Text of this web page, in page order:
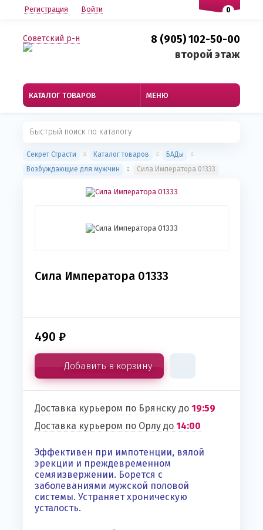
8 (905) 102-50-00
второй этаж
Советский р-н
Регистрация Войти
КАТАЛОГ ТОВАРОВ МЕНЮ
Секрет Страсти Каталог товаров
БАДы
Возбуждающие для мужчин
Сила Императора 01333
Сила Императора 01333
490 ₽
Добавить в корзину
Доставка курьером по Брянску до 19:59
Доставка курьером по Орлу до 14:00
Эффективен при импотенции, вялой
эрекции и преждевременном
семяизвержении. Борется с
заболеваниями мужской половой
системы. Устраняет хроническую
усталость.
0